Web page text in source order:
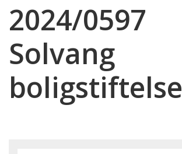
2024/0597
Solvang
boligstiftelse